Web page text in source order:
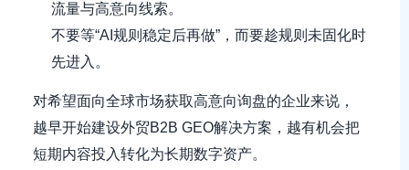
流量与高意向线索。
不要等“AI规则稳定后再做”，而要趁规则未固化时
先进入。
对希望面向全球市场获取高意向询盘的企业来说，
越早开始建设外贸B2B GEO解决方案，越有机会把
短期内容投入转化为长期数字资产。